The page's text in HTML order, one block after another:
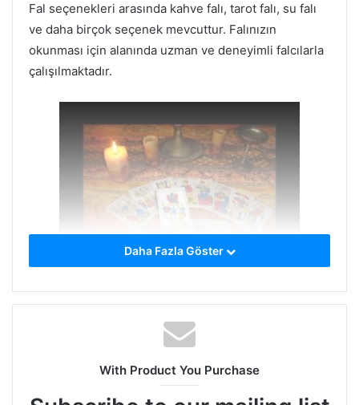
Fal seçenekleri arasında kahve falı, tarot falı, su falı
ve daha birçok seçenek mevcuttur. Falınızın
okunması için alanında uzman ve deneyimli falcılarla
çalışılmaktadır.
fal-bakma-cesitleri
Cafenin iç dekorasyonu oldukça estetiktir ve sizi
evinizde hissettirecek kadar rahat bir ortama sahiptir.
Ayrıca çevredeki birçok restoran ve mağazaya
yürüme mesafesinde olduğundan, ziyaretinizi
Daha Fazla Göster
With Product You Purchase